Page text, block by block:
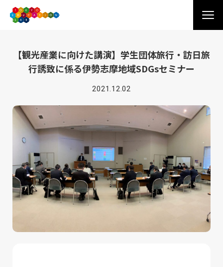
【観光産業に向けた講演】学生団体旅行・訪日旅
行誘致に係る伊勢志摩地域SDGsセミナー
2021.12.02